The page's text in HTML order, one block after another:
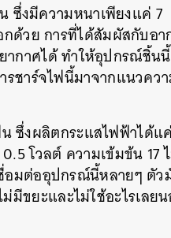
ซึ่งมีความหนาเพียงแค่ 7
ด้วยการที่ได้สัมผัสกับอา
ากาศได้ทำให้อุปกรณ์ชิ้น
รชาร์จไฟนี้มาจากแนวคว
ซึ่งผลิตกระแสไฟฟ้าได้แ
0.5โวลต์ ความเข้มข้น17
อมต่ออุปกรณ์นี้หลายๆ ตัว
ม่มีขยะและไม่ใช้อะไรเลย